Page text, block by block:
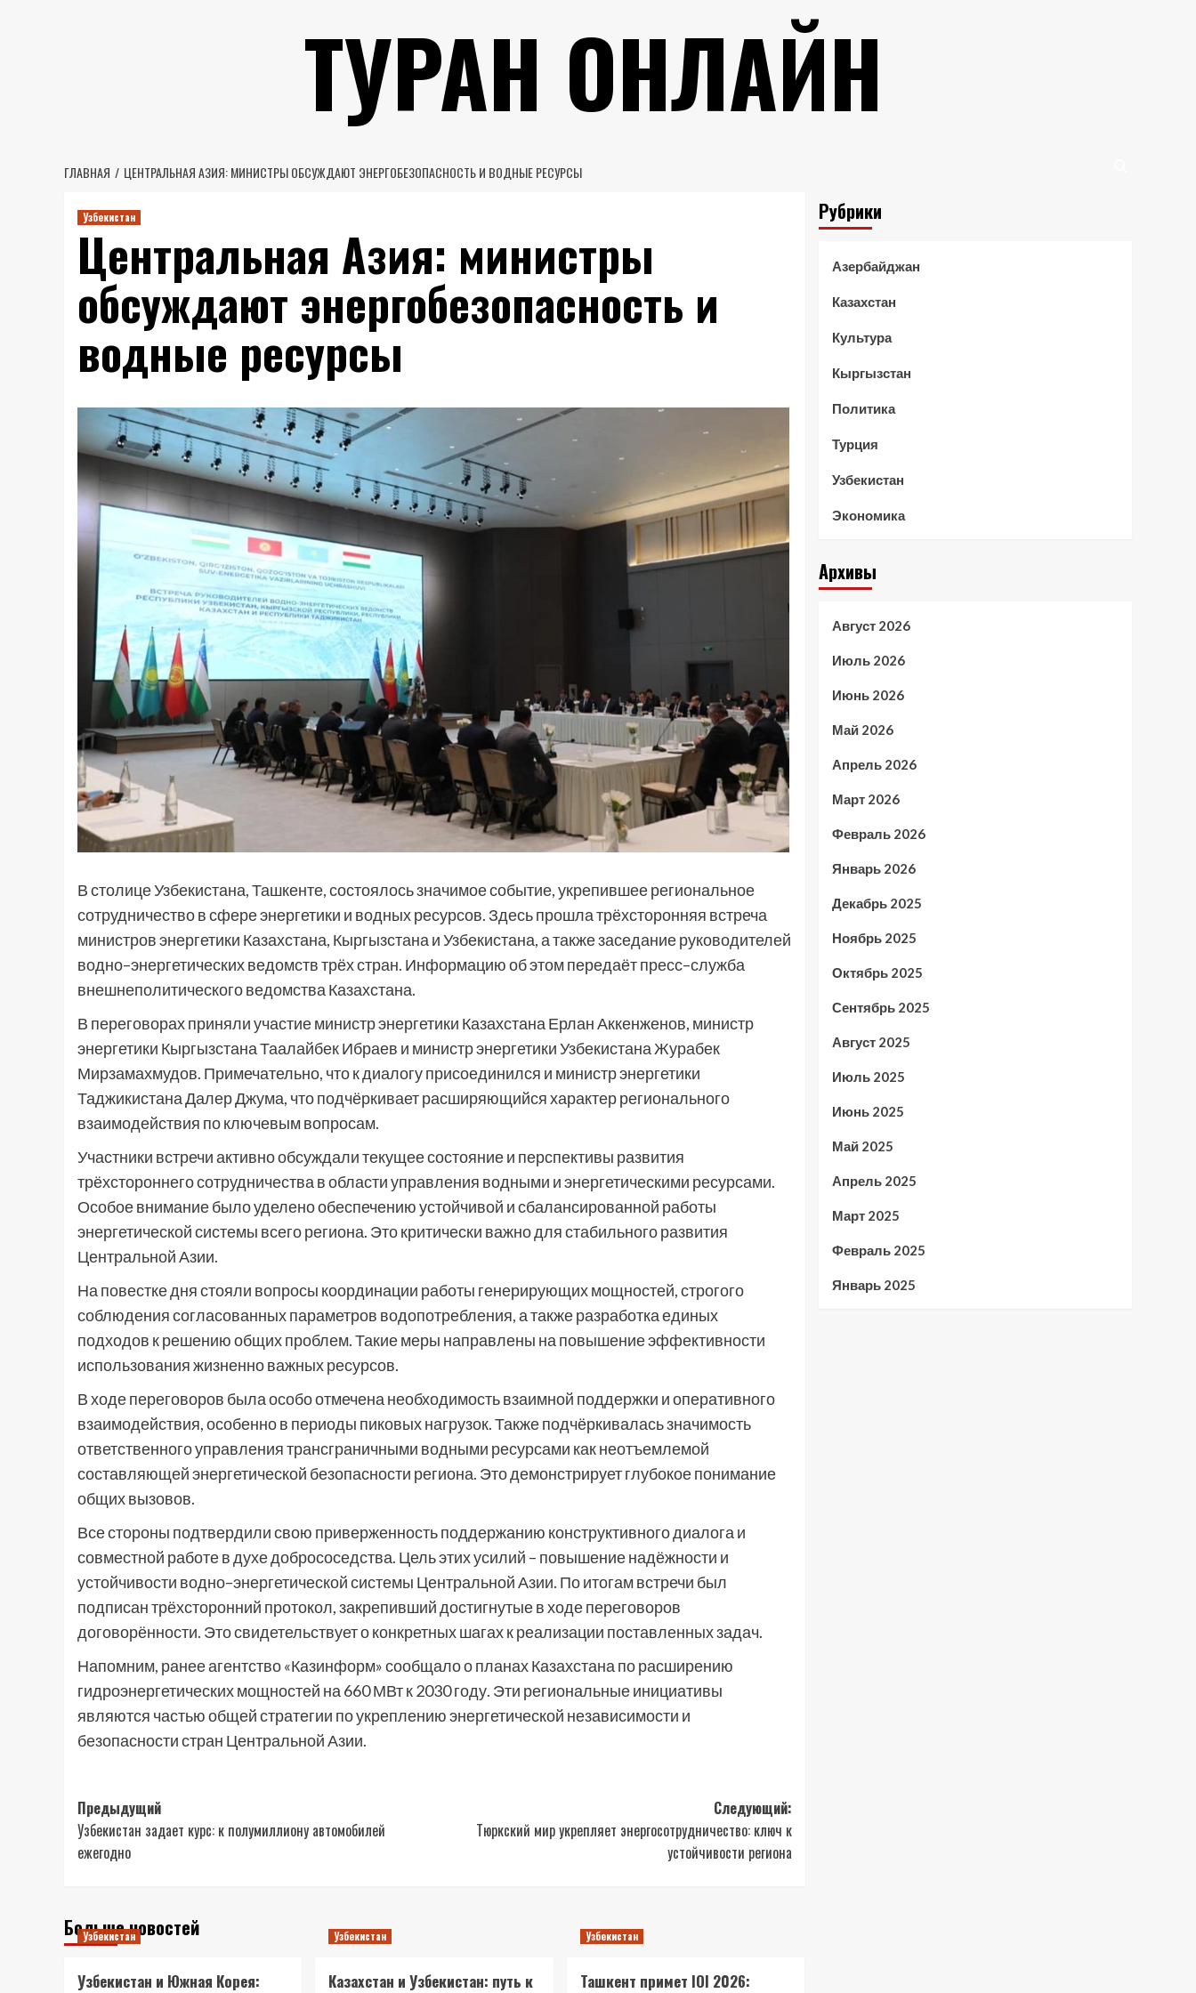
ТУРАН ОНЛАЙН
ГЛАВНАЯ ЦЕНТРАЛЬНАЯ АЗИЯ: МИНИСТРЫ ОБСУЖДАЮТ ЭНЕРГОБЕЗОПАСНОСТЬ И ВОДНЫЕ РЕСУРСЫ
Узбекистан
Центральная Азия: министры
обсуждают энергобезопасность и
водные ресурсы
В столице Узбекистана, Ташкенте, состоялось значимое событие, укрепившее региональное
сотрудничество в сфере энергетики и водных ресурсов. Здесь прошла трёхсторонняя встреча
министров энергетики Казахстана, Кыргызстана и Узбекистана, а также заседание руководителей
водно–энергетических ведомств трёх стран. Информацию об этом передаёт пресс–служба
внешнеполитического ведомства Казахстана.
В переговорах приняли участие министр энергетики Казахстана Ерлан Аккенженов, министр
энергетики Кыргызстана Таалайбек Ибраев и министр энергетики Узбекистана Журабек
Мирзамахмудов. Примечательно, что к диалогу присоединился и министр энергетики
Таджикистана Далер Джума, что подчёркивает расширяющийся характер регионального
взаимодействия по ключевым вопросам.
Участники встречи активно обсуждали текущее состояние и перспективы развития
трёхстороннего сотрудничества в области управления водными и энергетическими ресурсами.
Особое внимание было уделено обеспечению устойчивой и сбалансированной работы
энергетической системы всего региона. Это критически важно для стабильного развития
Центральной Азии.
На повестке дня стояли вопросы координации работы генерирующих мощностей, строгого
соблюдения согласованных параметров водопотребления, а также разработка единых
подходов к решению общих проблем. Такие меры направлены на повышение эффективности
использования жизненно важных ресурсов.
В ходе переговоров была особо отмечена необходимость взаимной поддержки и оперативного
взаимодействия, особенно в периоды пиковых нагрузок. Также подчёркивалась значимость
ответственного управления трансграничными водными ресурсами как неотъемлемой
составляющей энергетической безопасности региона. Это демонстрирует глубокое понимание
общих вызовов.
Все стороны подтвердили свою приверженность поддержанию конструктивного диалога и
совместной работе в духе добрососедства. Цель этих усилий – повышение надёжности и
устойчивости водно–энергетической системы Центральной Азии. По итогам встречи был
подписан трёхсторонний протокол, закрепивший достигнутые в ходе переговоров
договорённости. Это свидетельствует о конкретных шагах к реализации поставленных задач.
Напомним, ранее агентство «Казинформ» сообщало о планах Казахстана по расширению
гидроэнергетических мощностей на 660 МВт к 2030 году. Эти региональные инициативы
являются частью общей стратегии по укреплению энергетической независимости и
безопасности стран Центральной Азии.
Навигация
записи
Предыдущий
Узбекистан задает курс: к полумиллиону автомобилей
ежегодно
Следующий:
Тюркский мир укрепляет энергосотрудничество: ключ к
устойчивости региона
Больше новостей
Узбекистан
Узбекистан и Южная Корея:
Узбекистан
Казахстан и Узбекистан: путь к
Узбекистан
Ташкент примет IOI 2026:
Рубрики
Азербайджан
Казахстан
Культура
Кыргызстан
Политика
Турция
Узбекистан
Экономика
Архивы
Август 2026
Июль 2026
Июнь 2026
Май 2026
Апрель 2026
Март 2026
Февраль 2026
Январь 2026
Декабрь 2025
Ноябрь 2025
Октябрь 2025
Сентябрь 2025
Август 2025
Июль 2025
Июнь 2025
Май 2025
Апрель 2025
Март 2025
Февраль 2025
Январь 2025